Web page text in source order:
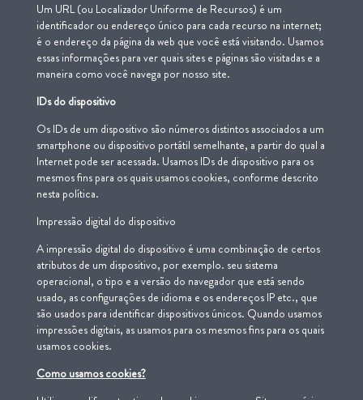
Um URL (ou Localizador Uniforme de Recursos) é um
identificador ou endereço único para cada recurso na internet;
é o endereço da página da web que você está visitando. Usamos
essas informações para ver quais sites e páginas são visitadas e a
maneira como você navega por nosso site.
IDsdo dispositivo
Os IDs de um dispositivo são números distintos associados a um
smartphone ou dispositivo portátil semelhante, a partir do qual a
Internet pode ser acessada. Usamos IDs de dispositivo para os
mesmos fins para os quais usamos cookies, conforme descrito
nesta política.
Impressão digital do dispositivo
A impressão digital do dispositivo é uma combinação de certos
atributos de um dispositivo, por exemplo. seu sistema
operacional, o tipo e a versão do navegador que está sendo
usado, as configurações de idioma e os endereços IP etc., que
são usados para identificar dispositivos únicos. Quando usamos
impressões digitais, as usamos para os mesmos fins para os quais
usamos cookies.
Como usamos cookies?